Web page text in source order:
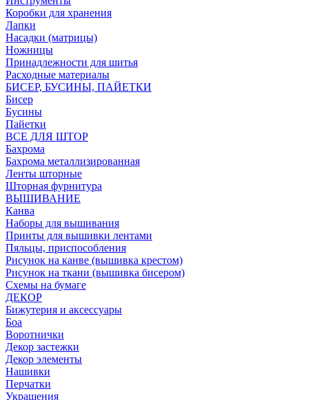
Коробки для хранения
Лапки
Насадки (матрицы)
Ножницы
Принадлежности для шитья
Расходные материалы
БИСЕР, БУСИНЫ, ПАЙЕТКИ
Бисер
Бусины
Пайетки
ВСЕ ДЛЯ ШТОР
Бахрома
Бахрома металлизированная
Ленты шторные
Шторная фурнитура
ВЫШИВАНИЕ
Канва
Наборы для вышивания
Принты для вышивки лентами
Пяльцы, приспособления
Рисунок на канве (вышивка крестом)
Рисунок на ткани (вышивка бисером)
Схемы на бумаге
ДЕКОР
Бижутерия и аксессуары
Боа
Воротнички
Декор застежки
Декор элементы
Нашивки
Перчатки
Украшения